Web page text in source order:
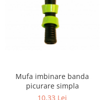
Mufa imbinare banda
picurare simpla
10,33 Lei